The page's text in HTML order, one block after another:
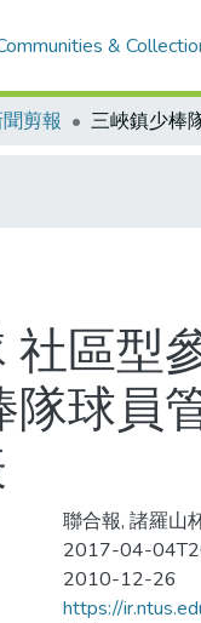
&
剪報
社區型
隊球員
聯合報, 諸羅山
2017-04-
2010-12-26
https://